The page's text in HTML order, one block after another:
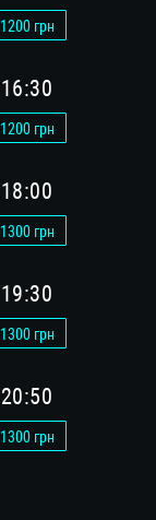
1200грн
16:30
1200грн
18:00
1300грн
19:30
1300грн
20:50
1300грн